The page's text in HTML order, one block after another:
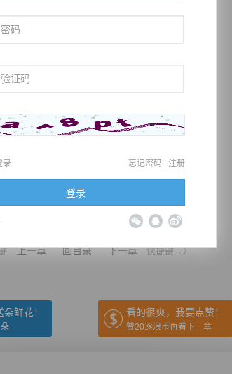
也第一时间朝着这里赶来。
蒙一族的圣山。
上一章 回目录 下一章 快捷键→）
鲜花！ 看的很爽，我要点赞！
赞20逐浪币再看下一章
录 忘记密码 | 注册
登录